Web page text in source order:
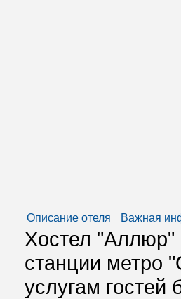
Описание отеля Важная
Хостел "Аллюр"
станции метро
услугам гостей